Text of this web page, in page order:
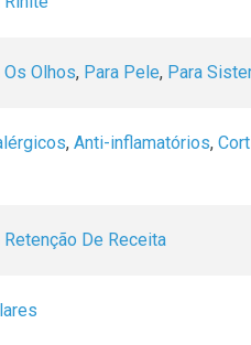
Os Olhos, Para Pele, Para
, Anti-inflamatórios,
Retenção De Receita